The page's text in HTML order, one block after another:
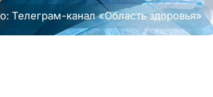
Телеграм-канал «Область здоровья»